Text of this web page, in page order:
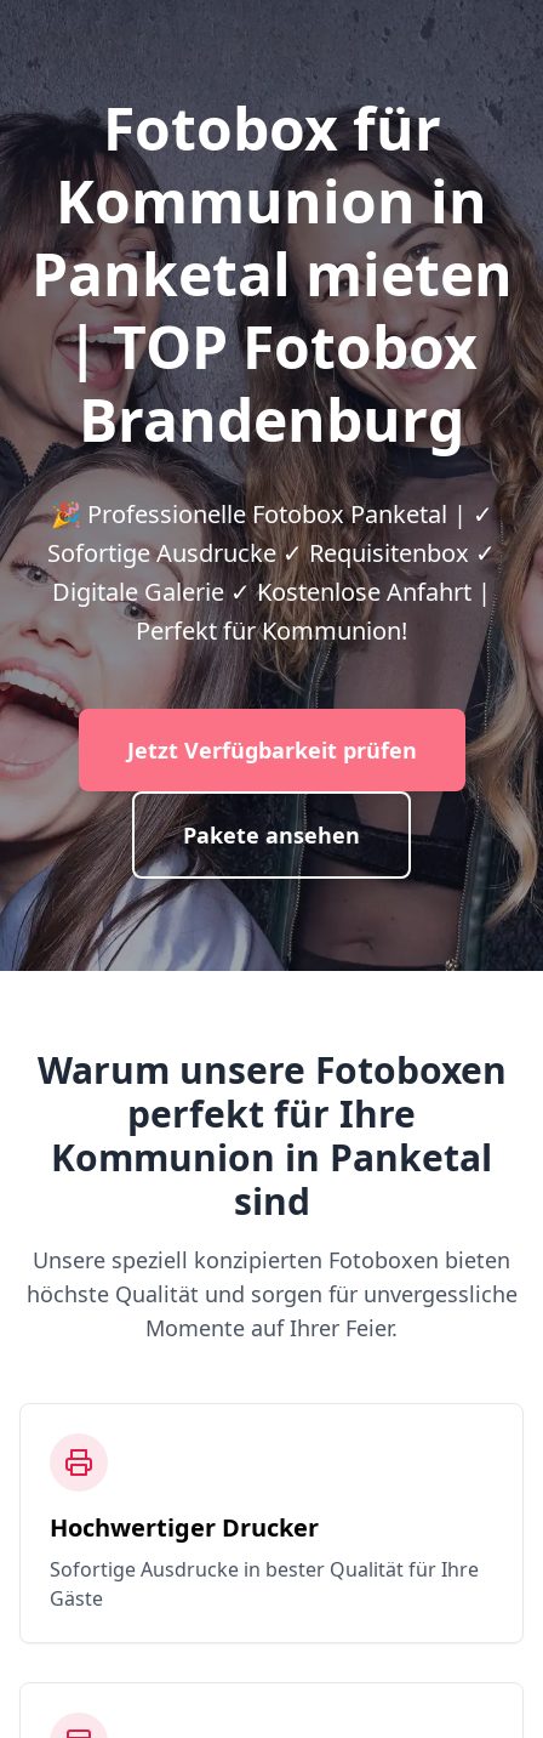
Fotobox für
Kommunion in
Panketal mieten
| TOP Fotobox
Brandenburg
🎉 Professionelle Fotobox Panketal | ✓
Sofortige Ausdrucke ✓ Requisitenbox ✓
Digitale Galerie ✓ Kostenlose Anfahrt |
Perfekt für Kommunion!
Jetzt Verfügbarkeit prüfen
Pakete ansehen
Warum unsere Fotoboxen
perfekt für Ihre
Kommunion in Panketal
sind
Unsere speziell konzipierten Fotoboxen bieten
höchste Qualität und sorgen für unvergessliche
Momente auf Ihrer Feier.
Hochwertiger Drucker
Sofortige Ausdrucke in bester Qualität für Ihre
Gäste